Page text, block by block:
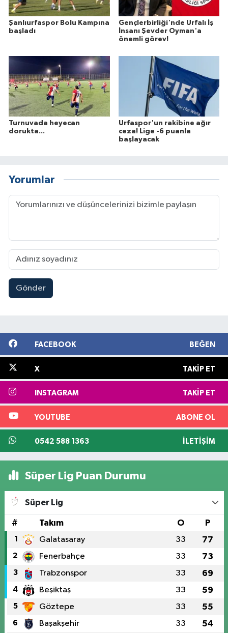
Şanlıurfaspor Bolu Kampına
başladı
Gençlerbirliği'nde Urfalı İş
İnsanı Şevder Oyman'a
önemli görev!
Turnuvada heyecan
dorukta...
Urfaspor'un rakibine ağır
ceza! Lige -6 puanla
başlayacak
Yorumlar
Gönder
FACEBOOK BEĞEN
X TAKIP ET
INSTAGRAM TAKIP ET
YOUTUBE ABONE OL
0542 588 1363 İLETIŞIM
Süper Lig Puan Durumu
Süper Lig
# Takım O P
1 Galatasaray 33 77
2 Fenerbahçe 33 73
3 Trabzonspor 33 69
4 Beşiktaş 33 59
5 Göztepe 33 55
6 Başakşehir 33 54